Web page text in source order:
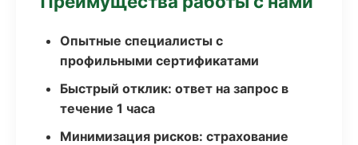
Опытные специалисты с
профильными сертификатами
Быстрый отклик: ответ на запрос в
течение 1 часа
Минимизация рисков: страхование